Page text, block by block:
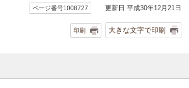
ページ番号1008727 更新日 平成30年12月21日
印刷 大きな文字で印刷